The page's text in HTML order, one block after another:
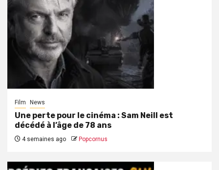
Film News
Une perte pour le cinéma : Sam Neill est
décédé à l’âge de 78 ans
4 semaines ago Popcornus